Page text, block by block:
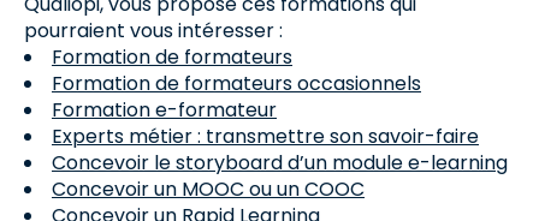
pourraient vous intéresser :
Formation de formateurs
Formation de formateurs occasionnels
Formation e-formateur
Experts métier : transmettre son savoir-faire
Concevoir le storyboard d’un module e-learning
Concevoir un MOOC ou un COOC
Concevoir un Rapid Learning